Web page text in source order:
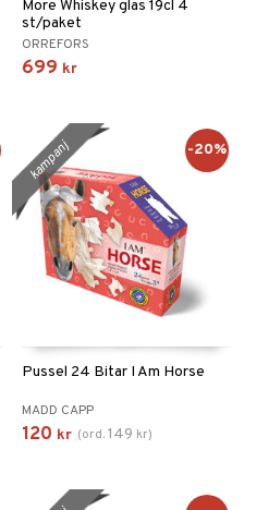
More Whiskey glas 19cl 4
st/paket
ORREFORS
699 kr
Pussel 24 Bitar I Am Horse
MADD CAPP
120 kr (ord.149 kr)
kampanj -20%